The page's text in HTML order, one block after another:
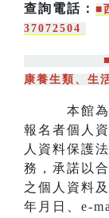
查詢電話： ■
37072504
康養生類、生
本館為辦
報名者個人
人資料保護
務，承諾以
之個人資料
年月日、e-